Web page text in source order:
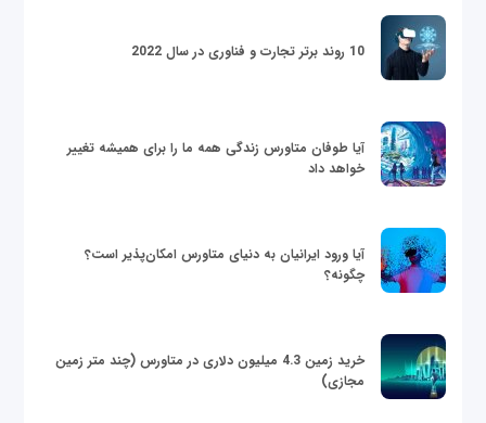
10 روند برتر تجارت و فناوری در سال 2022
آیا طوفان متاورس زندگی همه ما را برای همیشه تغییر
خواهد داد
آیا ورود ایرانیان به دنیای متاورس امکان‌پذیر است؟
چگونه؟
خرید زمین 4.3 میلیون دلاری در متاورس (چند متر زمین
مجازی)